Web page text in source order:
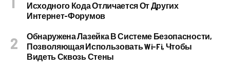
Исходного Кода Отличается От Других
Интернет-Форумов
Обнаружена Лазейка В Системе Безопасности,
Позволяющая Использовать Wi-Fi, Чтобы
Видеть Сквозь Стены